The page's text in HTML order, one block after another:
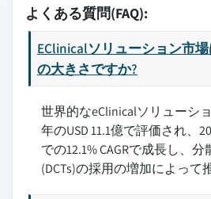
よくある質問(FAQ):
EClinicalソリューション市
の大きさですか?
世界的なeClinicalソリューシ
年のUSD 11.1億で評価され、
での12.1% CAGRで成長し、
(DCTs)の採用の増加によって